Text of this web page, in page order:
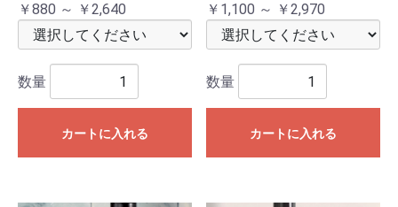
￥880 ～ ￥2,640
数量
カートに入れる
￥1,100 ～ ￥2,970
数量
カートに入れる